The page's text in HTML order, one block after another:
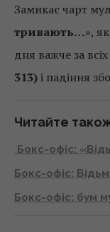
Замикає чарт
тривають…»,
дня важче за
313)і падіння
Читайте
Бокс-офіс:
Бокс-офіс:
Бокс-офіс: бум